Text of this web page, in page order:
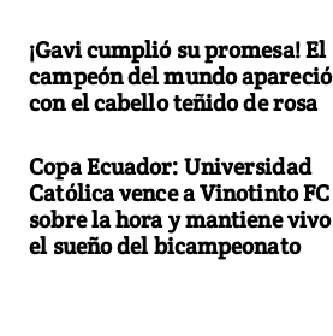
¡Gavi cumplió su promesa! El
campeón del mundo apareció
con el cabello teñido de rosa
Copa Ecuador: Universidad
Católica vence a Vinotinto FC
sobre la hora y mantiene vivo
el sueño del bicampeonato